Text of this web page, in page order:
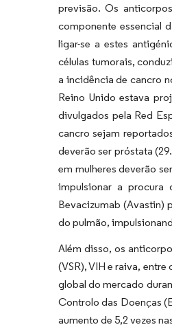
previsão. Os
componente essencial
ligar-se a estes
células tumorais,
a incidência de cancro
Reino Unido estava
divulgados pela Red
cancro sejam
deverão ser próstata
em mulheres deverão
impulsionar a procura
Bevacizumab (Avastin)
do pulmão,
Além disso, os
(VSR), VIH e raiva,
global do mercado
Controlo das Doenças
aumento de 5,2 vezes